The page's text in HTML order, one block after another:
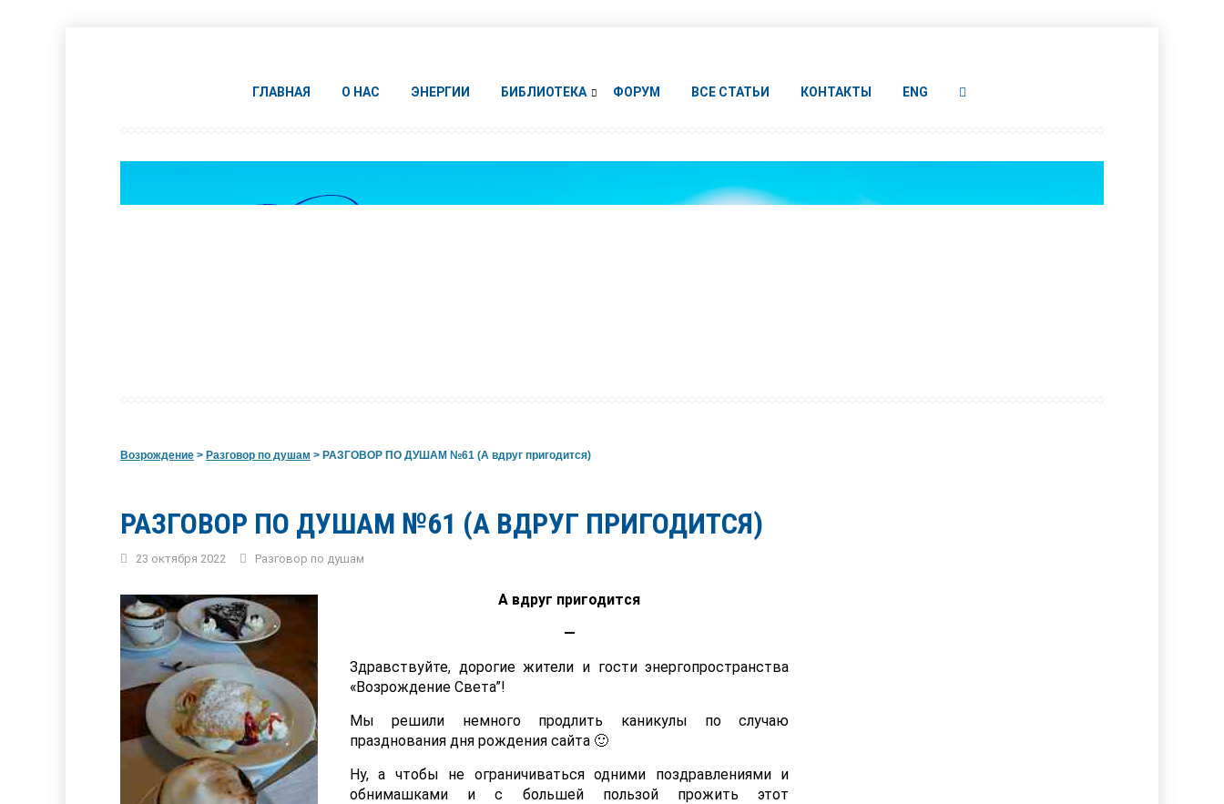
ГЛАВНАЯ О НАС ЭНЕРГИИ БИБЛИОТЕКА ФОРУМ ВСЕ СТАТЬИ КОНТАКТЫ ENG
Возрождение > Разговор по душам > РАЗГОВОР ПО ДУШАМ №61 (А вдруг пригодится)
РАЗГОВОР ПО ДУШАМ №61 (А ВДРУГ ПРИГОДИТСЯ)
23 октября 2022 Разговор по душам
А вдруг пригодится
—
Здравствуйте, дорогие жители и гости энергопространства
«Возрождение Света”!
Мы решили немного продлить каникулы по случаю
празднования дня рождения сайта 🙂
Ну, а чтобы не ограничиваться одними поздравлениями и
обнимашками и с большей пользой прожить этот